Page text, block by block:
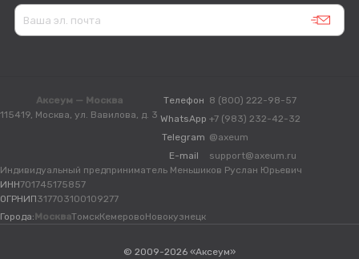
Аксеум — Москва
115419, Москва, ул. Вавилова, д. 3
Телефон 8 (800) 222-98-57
WhatsApp +7 (983) 232-42-32
Telegram @axeum
E-mail
support@axeum.ru
Индивидуальный предприниматель Меньшиков Руслан Юрьевич
ИНН701745175857
ОГРНИП317703100109277
Города: МоскваТомскКемеровоНовокузнецк
© 2009-2026 «Аксеум»